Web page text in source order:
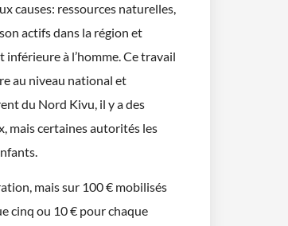
causes: ressources naturelles,
actifs dans la région et
à l’homme. Ce travail
au niveau national et
du Nord Kivu, il y a des
mais certaines autorités les
mais sur 100 € mobilisés
cinq ou 10 € pour chaque